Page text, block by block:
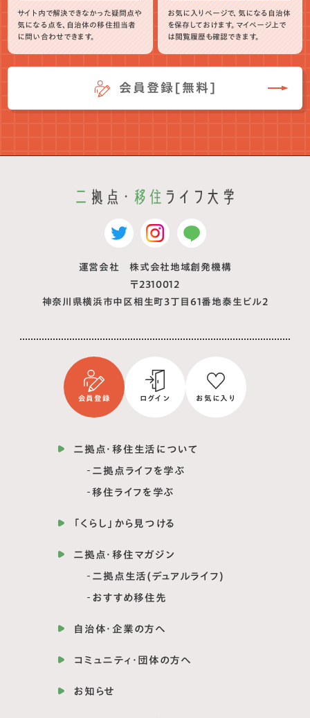
サイト内で解決できなかった疑問点や
気になる点を、自治体の移住担当者
に問い合わせできます。
お気に入りページで、気になる自治体
を保存しておけます。マイページ上で
は閲覧履歴も確認できます。
会員登録[無料]
運営会社 株式会社地域創発機構
〒2310012
神奈川県横浜市中区相生町3丁目61番地泰生ビル2
会員登録 ログイン お気に入り
二拠点・移住生活について
二拠点ライフを学ぶ
移住ライフを学ぶ
「くらし」から見つける
二拠点・移住マガジン
二拠点生活(デュアルライフ)
おすすめ移住先
自治体・企業の方へ
コミュニティ・団体の方へ
お知らせ